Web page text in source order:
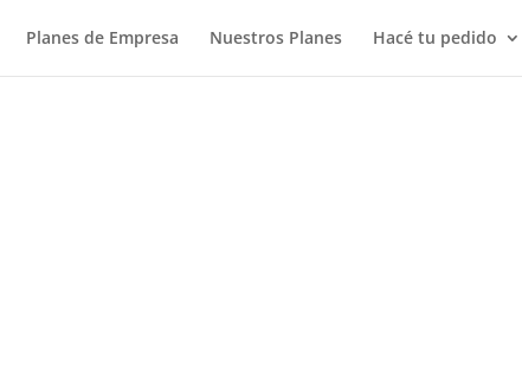
Planes de Empresa Nuestros Planes Hacé tu pedido